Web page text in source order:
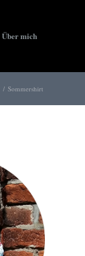
Über mich
/ Sommershirt